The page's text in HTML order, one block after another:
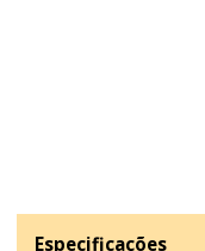
Especificações